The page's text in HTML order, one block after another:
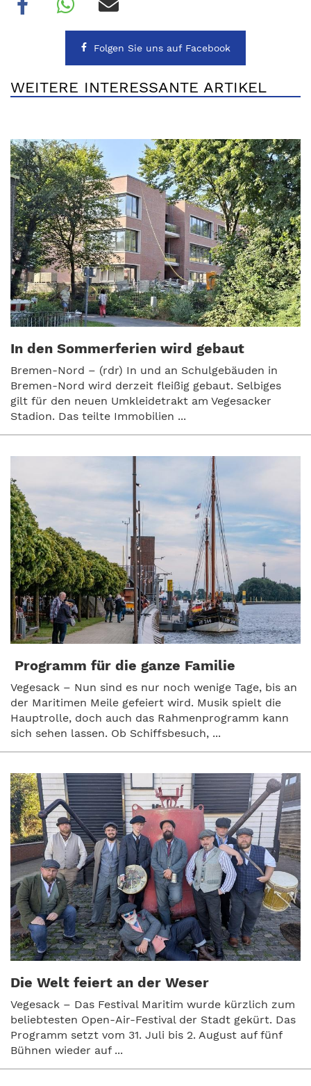
Folgen Sie uns auf Facebook
WEITERE INTERESSANTE ARTIKEL
In den Sommerferien wird gebaut
Bremen-Nord – (rdr) In und an Schulgebäuden in
Bremen-Nord wird derzeit fleißig gebaut. Selbiges
gilt für den neuen Umkleidetrakt am Vegesacker
Stadion. Das teilte Immobilien ...
Programm für die ganze Familie
Vegesack – Nun sind es nur noch wenige Tage, bis an
der Maritimen Meile gefeiert wird. Musik spielt die
Hauptrolle, doch auch das Rahmenprogramm kann
sich sehen lassen. Ob Schiffsbesuch, ...
Die Welt feiert an der Weser
Vegesack – Das Festival Maritim wurde kürzlich zum
beliebtesten Open-Air-Festival der Stadt gekürt. Das
Programm setzt vom 31. Juli bis 2. August auf fünf
Bühnen wieder auf ...